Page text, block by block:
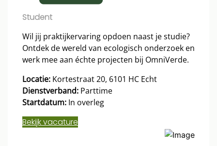
Student
Wil jij praktijkervaring opdoen naast je studie?
Ontdek de wereld van ecologisch onderzoek en
werk mee aan échte projecten bij OmniVerde.
Locatie: Kortestraat 20, 6101 HC Echt
Dienstverband: Parttime
Startdatum: In overleg
Bekijk vacature